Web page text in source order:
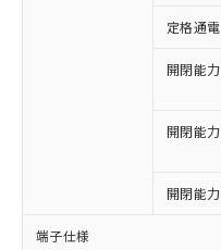
定格通
開閉能
開閉能
開閉能
端子仕様
ご利用条
対応済み：
非含有に対応し
対応予定：EU
有に対応した製
対応予定なし：